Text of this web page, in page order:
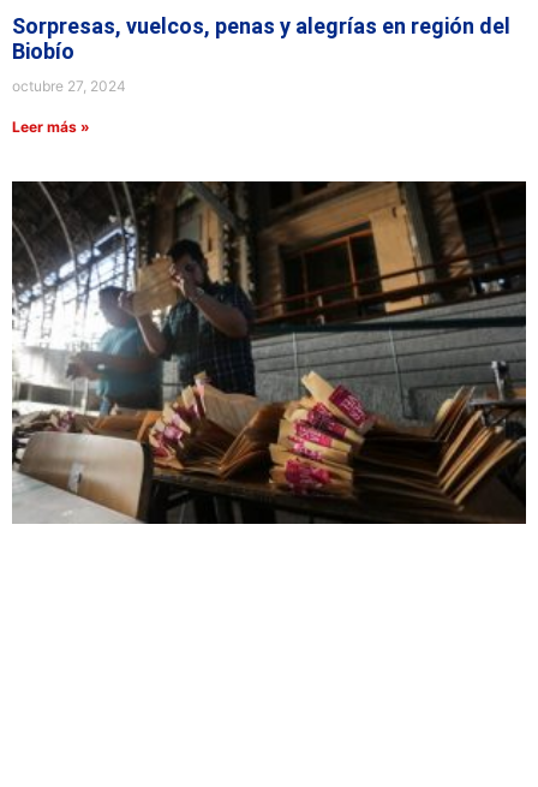
Sorpresas, vuelcos, penas y alegrías en región del
Biobío
octubre 27, 2024
Leer más »